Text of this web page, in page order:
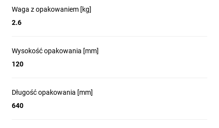
Waga z opakowaniem [kg]
2.6
Wysokość opakowania [mm]
120
Długość opakowania [mm]
640